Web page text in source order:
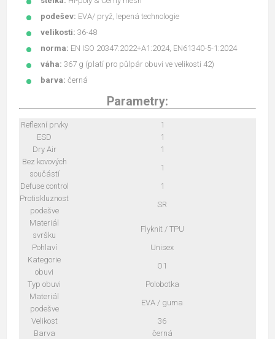
podešev: EVA/ pryž, lepená technologie
velikosti: 36-48
norma: EN ISO 20347:2022+A1:2024, EN61340-5-1:2024
váha: 367 g (platí pro půlpár obuvi ve velikosti 42)
barva: černá
Parametry:
Reflexní prvky
1
ESD
1
Dry Air
1
Bez kovových
součástí
1
Defuse control
1
Protiskluznost
podešve
SR
Materiál
svršku
Flyknit / TPU
Pohlaví
Unisex
Kategorie
obuvi
O1
Typ obuvi
Polobotka
Materiál
podešve
EVA / guma
Velikost
36
Barva
černá